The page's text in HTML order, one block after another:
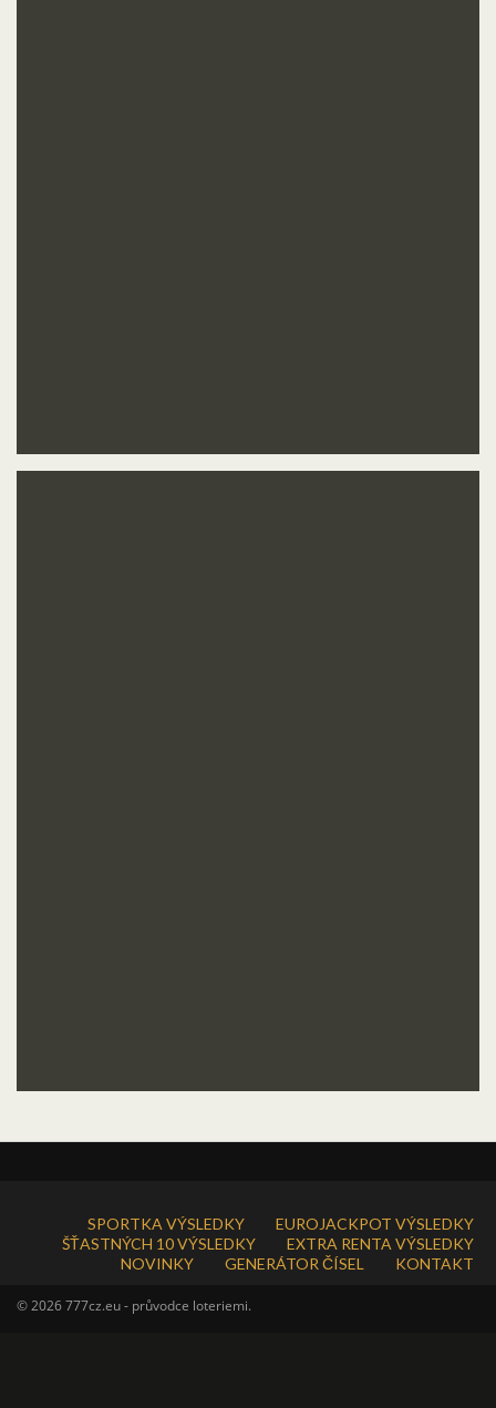
SPORTKA VÝSLEDKY
EUROJACKPOT VÝSLEDKY
ŠŤASTNÝCH 10 VÝSLEDKY
EXTRA RENTA VÝSLEDKY
NOVINKY
GENERÁTOR ČÍSEL KONTAKT
© 2026 777cz.eu - průvodce loteriemi.